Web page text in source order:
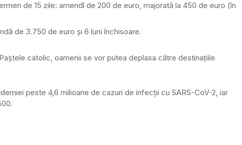
de 15 zile: amendî de 200 de euro, majorată la 450 de euro (în
de 3.750 de euro și 6 luni închisoare.
catolic, oamenii se vor putea deplasa către destinațiile
peste 4,6 milioane de cazuri de infecții cu SARS-CoV-2, iar